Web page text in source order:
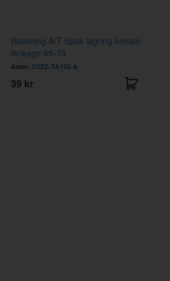
Bussning A/T Spak lagring konsol
länkage 65-73
Artnr: C5ZZ-7A133-A
39 kr